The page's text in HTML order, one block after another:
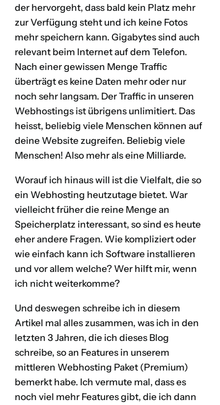
der hervorgeht, dass bald kein Platz mehr
zur Verfügung steht und ich keine Fotos
mehr speichern kann. Gigabytes sind auch
relevant beim Internet auf dem Telefon.
Nach einer gewissen Menge Traffic
überträgt es keine Daten mehr oder nur
noch sehr langsam. Der Traffic in unseren
Webhostings ist übrigens unlimitiert. Das
heisst, beliebig viele Menschen können auf
deine Website zugreifen. Beliebig viele
Menschen! Also mehr als eine Milliarde.
Worauf ich hinaus will ist die Vielfalt, die so
ein Webhosting heutzutage bietet. War
vielleicht früher die reine Menge an
Speicherplatz interessant, so sind es heute
eher andere Fragen. Wie kompliziert oder
wie einfach kann ich Software installieren
und vor allem welche? Wer hilft mir, wenn
ich nicht weiterkomme?
Und deswegen schreibe ich in diesem
Artikel mal alles zusammen, was ich in den
letzten 3 Jahren, die ich dieses Blog
schreibe, so an Features in unserem
mittleren Webhosting Paket (Premium)
bemerkt habe. Ich vermute mal, dass es
noch viel mehr Features gibt, die ich dann